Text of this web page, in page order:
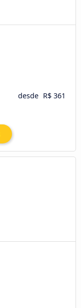
desde R$ 361